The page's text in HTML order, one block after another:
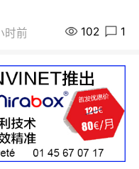
时前 102 1